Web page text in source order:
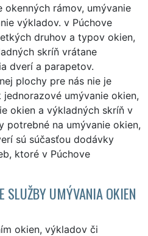
okenných rámov, umývanie
výkladov. v Púchove
druhov a typov okien,
skríň vrátane
dverí a parapetov.
plochy pre nás nie je
umývanie okien,
okien a výkladných skríň v
potrebné na umývanie okien,
sú súčasťou dodávky
ktoré v Púchove
SLUŽBY UMÝVANIA OKIEN
okien, výkladov či